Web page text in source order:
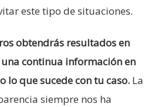
este tipo de situaciones.
obtendrás resultados en
continua información en
lo que sucede con tu caso. La
siempre nos ha